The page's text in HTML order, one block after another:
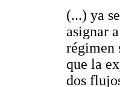
(...) ya
asignar
régimen
que la
dos